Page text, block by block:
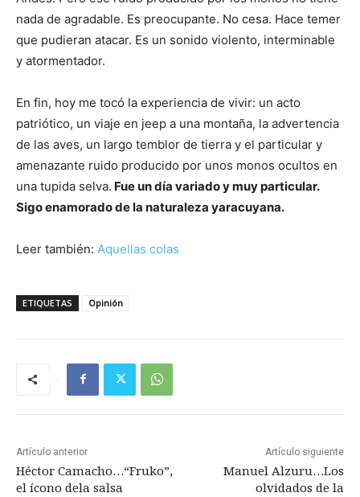
nada de agradable. Es preocupante. No cesa. Hace temer
que pudieran atacar. Es un sonido violento, interminable
y atormentador.
En fin, hoy me tocó la experiencia de vivir: un acto
patriótico, un viaje en jeep a una montaña, la advertencia
de las aves, un largo temblor de tierra y el particular y
amenazante ruido producido por unos monos ocultos en
una tupida selva. Fue un día variado y muy particular.
Sigo enamorado de la naturaleza yaracuyana.
Leer también: Aquellas colas
ETIQUETAS Opinión
Artículo anterior
Héctor Camacho…“Fruko”,
el ícono dela salsa
Artículo siguiente
Manuel Alzuru…Los
olvidados de la